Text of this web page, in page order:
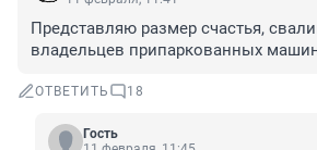
Представляю размер счастья,
владельцев припаркованных
ОТВЕТИТЬ 18
Гость